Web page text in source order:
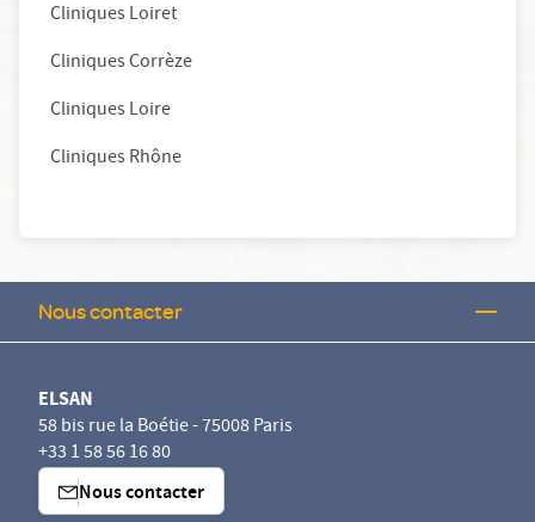
Cliniques Loiret
Cliniques Corrèze
Cliniques Loire
Cliniques Rhône
Nous contacter
ELSAN
58 bis rue la Boétie - 75008 Paris
+33 1 58 56 16 80
Nous contacter